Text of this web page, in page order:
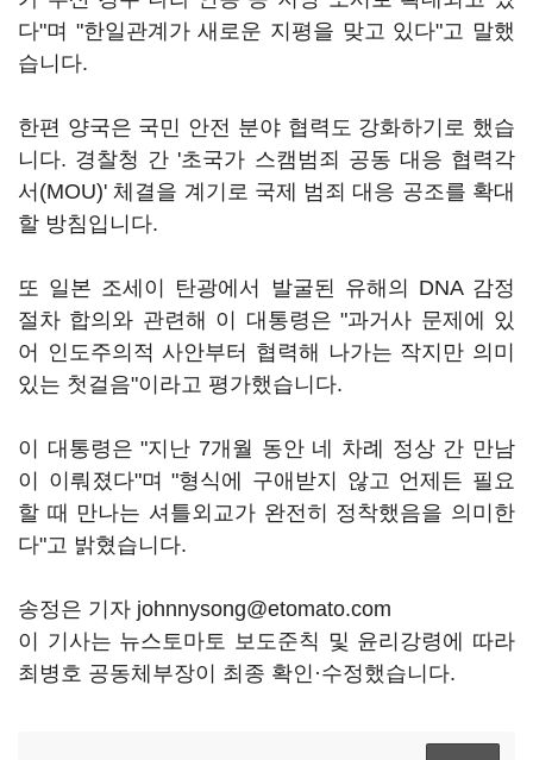
다"며 "한일관계가 새로운 지평을 맞고 있다"고 말했
습니다.
한편 양국은 국민 안전 분야 협력도 강화하기로 했습
니다. 경찰청 간 '초국가 스캠범죄 공동 대응 협력각
서(MOU)' 체결을 계기로 국제 범죄 대응 공조를 확대
할 방침입니다.
또 일본 조세이 탄광에서 발굴된 유해의 DNA 감정
절차 합의와 관련해 이 대통령은 "과거사 문제에 있
어 인도주의적 사안부터 협력해 나가는 작지만 의미
있는 첫걸음"이라고 평가했습니다.
이 대통령은 "지난 7개월 동안 네 차례 정상 간 만남
이 이뤄졌다"며 "형식에 구애받지 않고 언제든 필요
할 때 만나는 셔틀외교가 완전히 정착했음을 의미한
다"고 밝혔습니다.
송정은 기자 johnnysong@etomato.com
이 기사는 뉴스토마토 보도준칙 및 윤리강령에 따라
최병호 공동체부장이 최종 확인·수정했습니다.